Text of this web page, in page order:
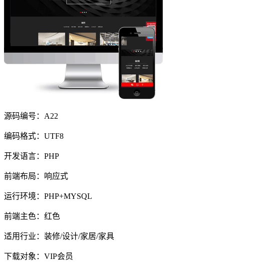
源码编号：A22
编码格式：UTF8
开发语言：PHP
前端布局：响应式
运行环境：PHP+MYSQL
前端主色：红色
适用行业：装修/设计/家居/家具
下载对象：VIP会员